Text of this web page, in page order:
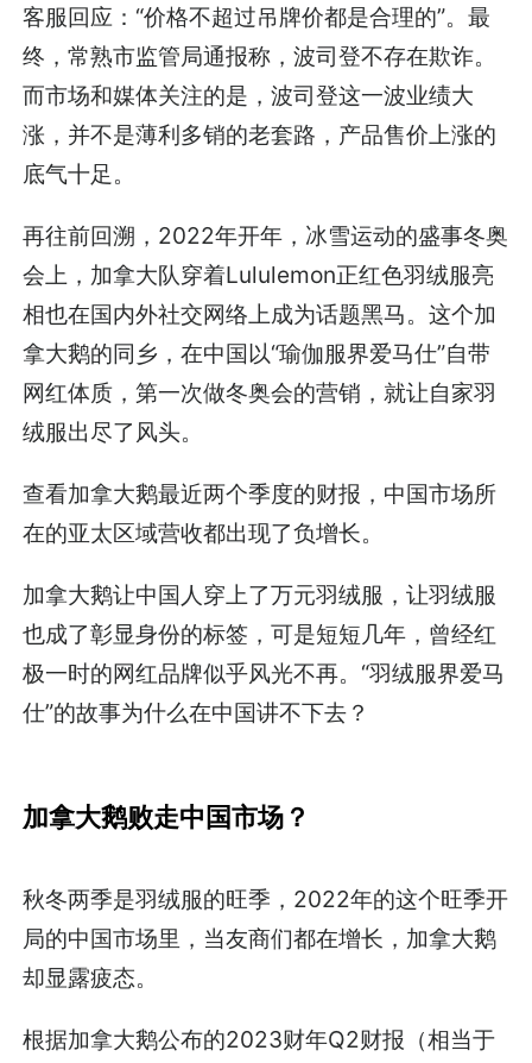
客服回应：“价格不超过吊牌价都是合理的”。最
终，常熟市监管局通报称，波司登不存在欺诈。
而市场和媒体关注的是，波司登这一波业绩大
涨，并不是薄利多销的老套路，产品售价上涨的
底气十足。
再往前回溯，2022年开年，冰雪运动的盛事冬奥
会上，加拿大队穿着Lululemon正红色羽绒服亮
相也在国内外社交网络上成为话题黑马。这个加
拿大鹅的同乡，在中国以“瑜伽服界爱马仕”自带
网红体质，第一次做冬奥会的营销，就让自家羽
绒服出尽了风头。
查看加拿大鹅最近两个季度的财报，中国市场所
在的亚太区域营收都出现了负增长。
加拿大鹅让中国人穿上了万元羽绒服，让羽绒服
也成了彰显身份的标签，可是短短几年，曾经红
极一时的网红品牌似乎风光不再。“羽绒服界爱马
仕”的故事为什么在中国讲不下去？
加拿大鹅败走中国市场？
秋冬两季是羽绒服的旺季，2022年的这个旺季开
局的中国市场里，当友商们都在增长，加拿大鹅
却显露疲态。
根据加拿大鹅公布的2023财年Q2财报（相当于